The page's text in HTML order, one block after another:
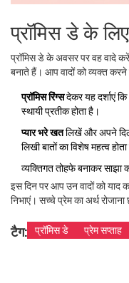
प्रॉमिस डे के
प्रॉमिस डे के अवसर पर वह वादे
बनाते हैं। आप वादों को व्यक्त
प्रॉमिस रिंग्सदेकर यह दर्शाएं
स्थायी प्रतीक होता है।
प्यार भरे खतलिखें और अपने
लिखी बातों का विशेष महत्व
व्यक्तिगत तोहफे बनाकर साझा
इस दिन पर आप उन वादों को
निभाएं। सच्चे प्रेम का अर्थ
टैग: प्रॉमिस डे प्रेम सप्ताह